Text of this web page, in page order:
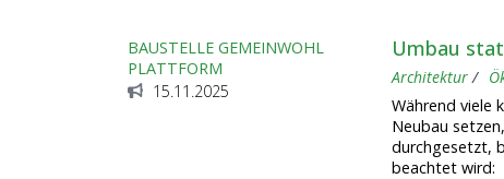
BAUSTELLE GEMEINWOHL
PLATTFORM
15.11.2025
Umbau
Architektur
Während viele
Neubau
durchgesetzt,
beachtet wird: